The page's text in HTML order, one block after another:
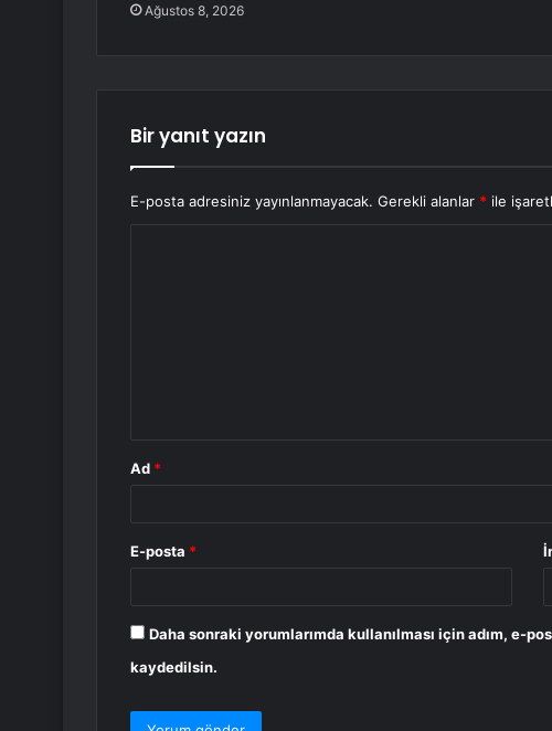
Ağustos 8, 2026
Bir yanıt yazın
E-posta adresiniz yayınlanmayacak. Gerekli alanlar * ile
Ad *
E-posta *
Daha sonraki yorumlarımda kullanılması için adım, e-
kaydedilsin.